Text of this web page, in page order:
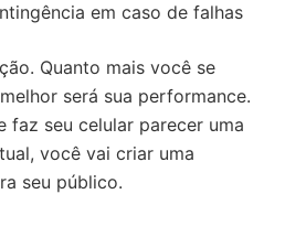
em caso de falhas
Quanto mais você se
será sua performance.
faz seu celular parecer uma
você vai criar uma
seu público.